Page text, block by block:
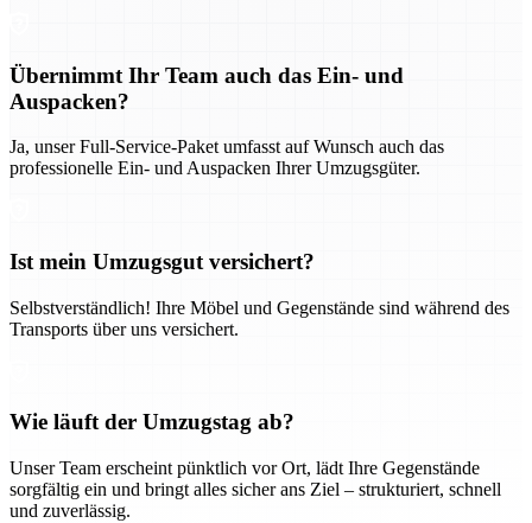
Übernimmt Ihr Team auch das Ein- und
Auspacken?
Ja, unser Full-Service-Paket umfasst auf Wunsch auch das
professionelle Ein- und Auspacken Ihrer Umzugsgüter.
Ist mein Umzugsgut versichert?
Selbstverständlich! Ihre Möbel und Gegenstände sind während des
Transports über uns versichert.
Wie läuft der Umzugstag ab?
Unser Team erscheint pünktlich vor Ort, lädt Ihre Gegenstände
sorgfältig ein und bringt alles sicher ans Ziel – strukturiert, schnell
und zuverlässig.